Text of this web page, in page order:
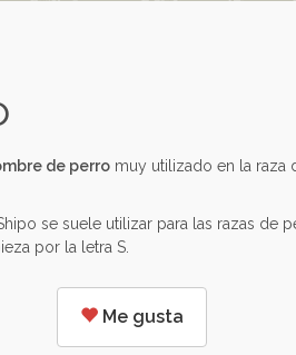
de perro muy utilizado en la raza
se suele utilizar para las razas de
por la letra S.
Me gusta